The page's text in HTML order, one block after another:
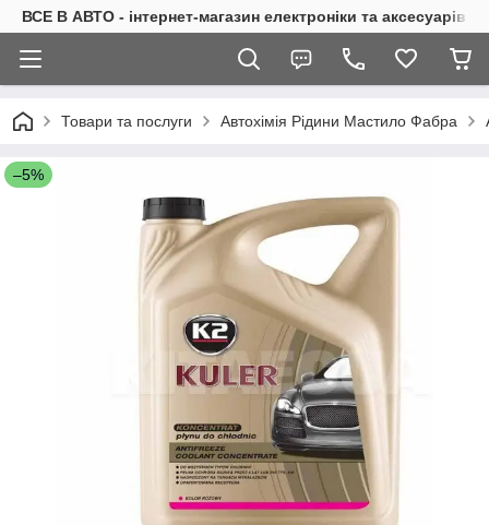
ВСЕ В АВТО - інтернет-магазин електроніки та аксесуарів в
Товари та послуги Автохімія Рідини Мастило Фабра
–5%